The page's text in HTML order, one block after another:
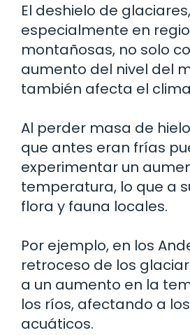
El deshielo de glaciares,
especialmente en
montañosas, no solo
aumento del nivel del
también afecta el
Al perder masa de
que antes eran frías
experimentar un
temperatura, lo que a
flora y fauna locales.
Por ejemplo, en los
retroceso de los
a un aumento en la
los ríos, afectando a
acuáticos.